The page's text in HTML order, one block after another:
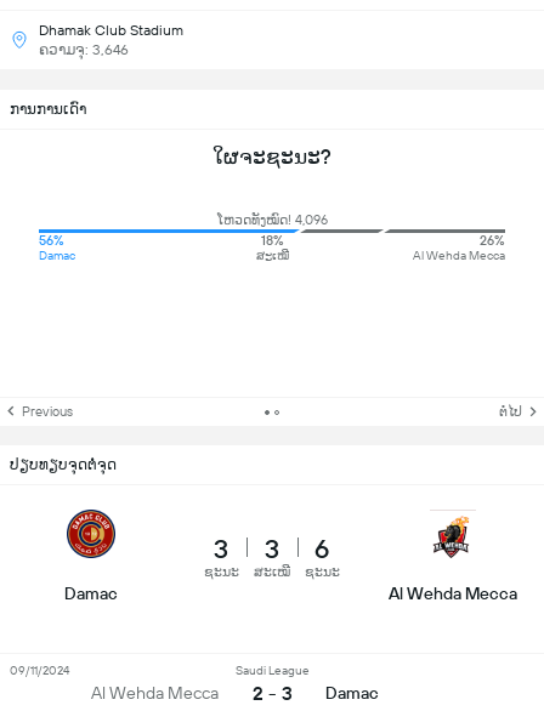
Dhamak Club Stadium
ຄວາມຈຸ: 3,646
ການການເດົາ
ໃຜຈະຊະນະ?
ໂຫວດທັງໝົດ! 4,096
56%
Damac
18%
ສະເໝີ
26%
Al Wehda Mecca
Previous ຕໍ່ໄປ
ປຽບທຽບຈຸດຕໍ່ຈຸດ
Damac
3
ຊະນະ
3
ສະເໝີ
6
ຊະນະ
Al Wehda Mecca
Al Wehda Mecca
Saudi League
2 - 3 Damac
09/11/2024